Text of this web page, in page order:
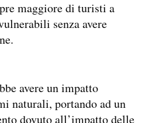
maggiore di turisti a
senza avere
avere un impatto
naturali, portando ad un
dovuto all’impatto delle